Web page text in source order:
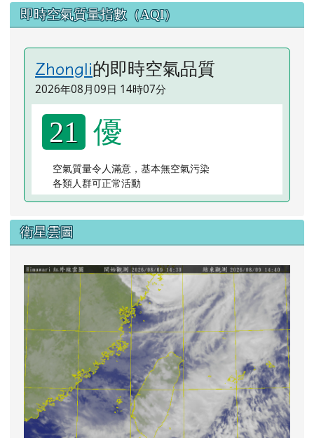
即時空氣質量指數（AQI）
Zhongli的即時空氣品質
2026年08月09日 14時07分
21 優
空氣質量令人滿意，基本無空氣污染
各類人群可正常活動
衛星雲圖
link